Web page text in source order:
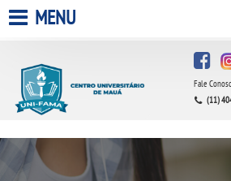
A FACULDADE
MENU
Fale
(11)